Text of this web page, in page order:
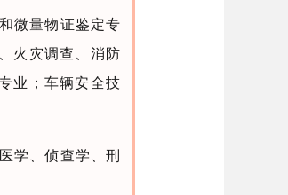
微量物证鉴定专
火灾调查、消防
业；车辆安全技
学、侦查学、刑